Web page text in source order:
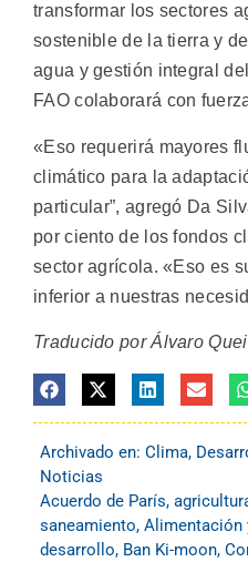
transformar los sectores
sostenible de la tierra y
agua y gestión integral
FAO colaborará con
«Eso requerirá mayores
climático para la
particular”, agregó Da
por ciento de los fondos
sector agrícola. «Eso es
inferior a nuestras
Traducido por Álvaro
Archivado en: Clima,
Noticias
Acuerdo de París,
saneamiento, Alimentación
desarrollo, Ban Ki-moon,